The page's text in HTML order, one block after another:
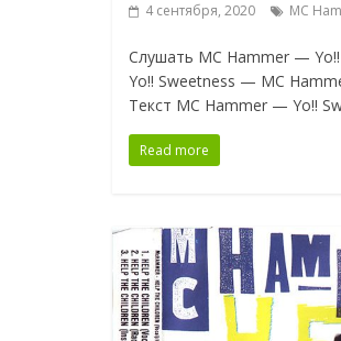
4 сентября, 2020 MC
Слушать MC Hammer —
Yo!! Sweetness — MC
Текст MC Hammer — Yo!!
Read more